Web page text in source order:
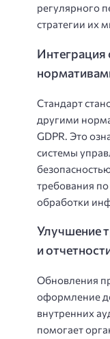
регулярного
стратегии их
Интеграция
Стандарт
другими
GDPR. Это
системы
требования
обработки
Улучшение
и
Обновления
оформление
внутренних
помогает